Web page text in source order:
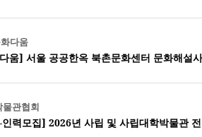
다움
움] 서울 공공한옥 북촌문화센터 문화해설
물관협회
력모집] 2026년 사립 및 사립대학박물관